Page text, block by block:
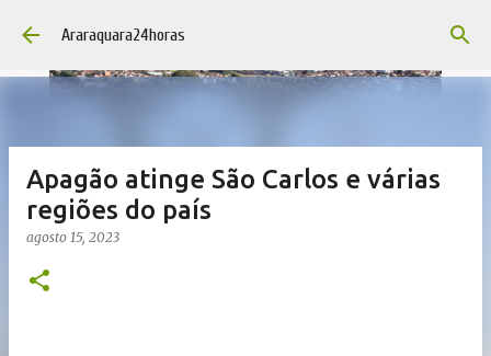
Pular para o conteúdo principal
Araraquara24horas
Apagão atinge São Carlos e várias
regiões do país
agosto 15, 2023